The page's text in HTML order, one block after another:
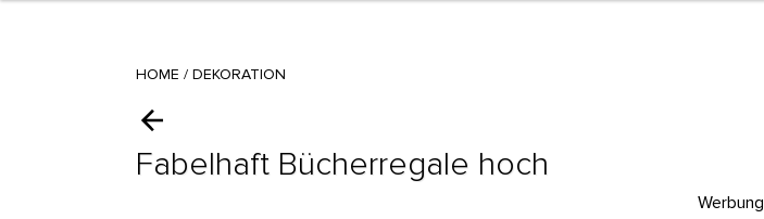
HOME / DEKORATION
Fabelhaft Bücherregale hoch
Werbung